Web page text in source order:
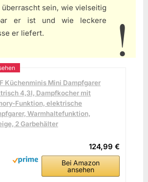
überrascht sein, wie vielseitig
er ist und wie leckere
er liefert.
Küchenminis Mini Dampfgarer
4,3l, Dampfkocher mit
Funktion, elektrische
Warmhaltefunktion,
2 Garbehälter
124,99 €
Bei Amazon
ansehen